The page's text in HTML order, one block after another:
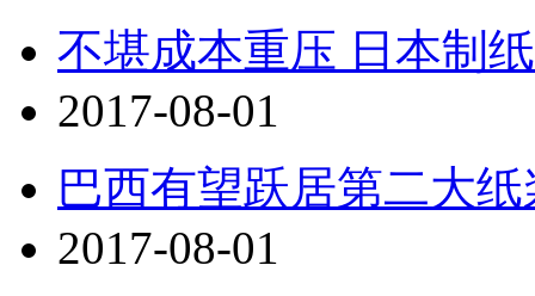
不堪成本重压 日本制
2017-08-01
巴西有望跃居第二大
2017-08-01